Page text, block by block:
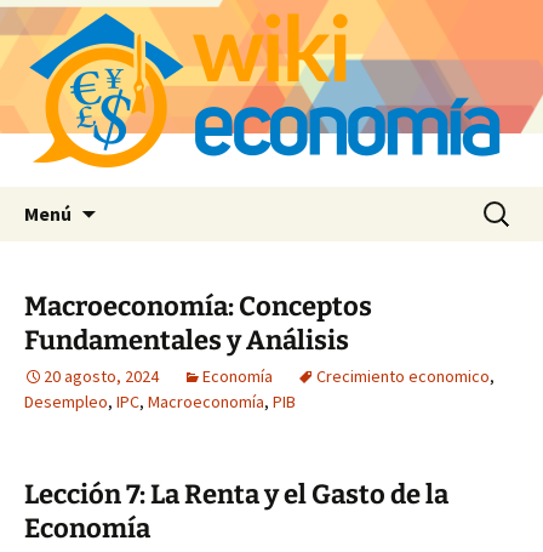
Menú Buscar:
Macroeconomía: Conceptos
Fundamentales y Análisis
20 agosto, 2024 Economía Crecimiento economico,
Desempleo, IPC, Macroeconomía, PIB
Lección 7: La Renta y el Gasto de la
Economía